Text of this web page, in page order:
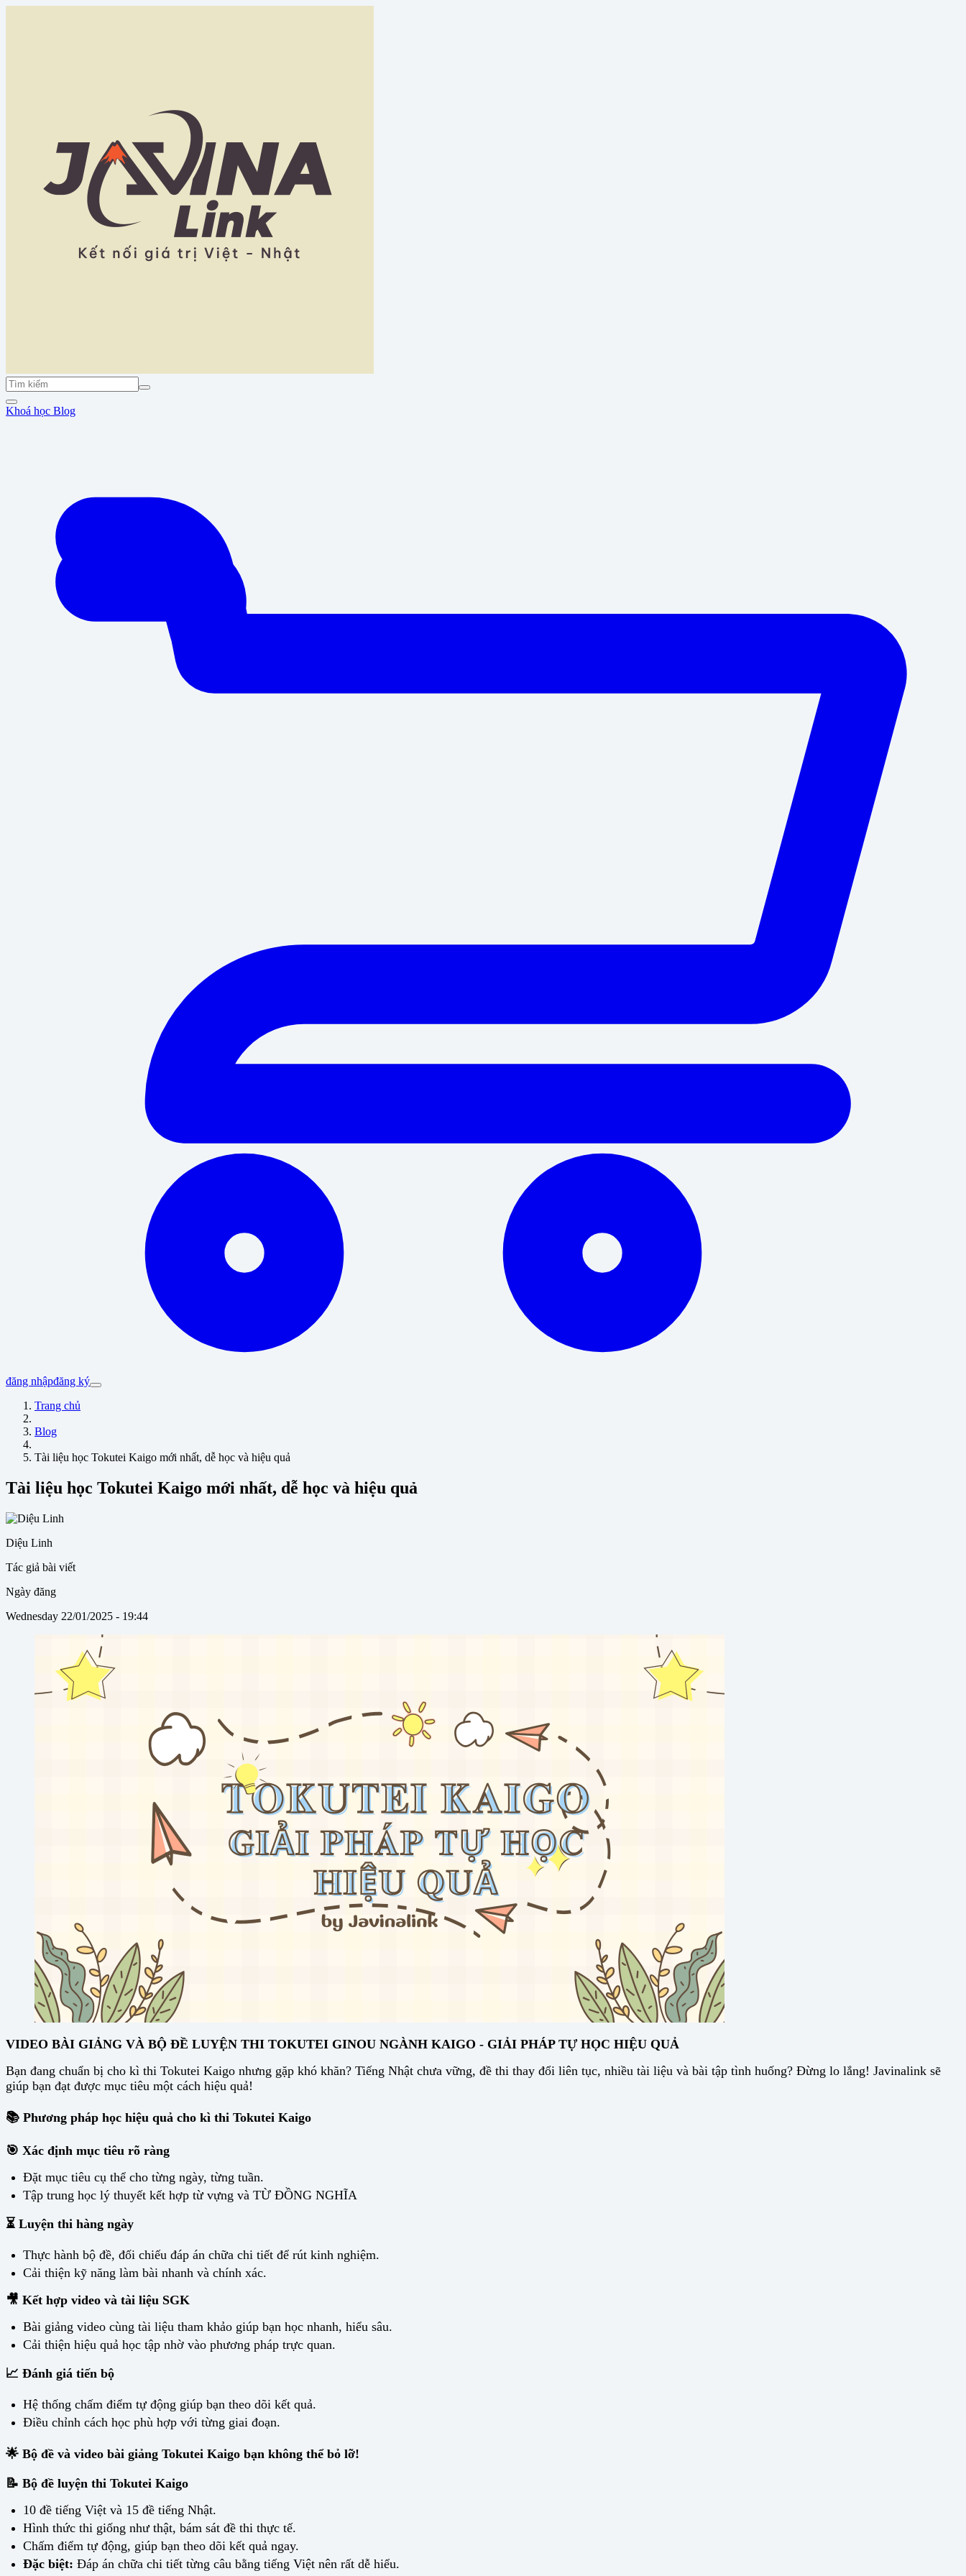
Khoá học Blog
đăng nhậpđăng ký
Trang chủ
Blog
Tài liệu học Tokutei Kaigo mới nhất, dễ học và hiệu quả
Tài liệu học Tokutei Kaigo mới nhất, dễ học và hiệu quả
Diệu Linh
Tác giả bài viết
Ngày đăng
Wednesday 22/01/2025 - 19:44
VIDEO BÀI GIẢNG VÀ BỘ ĐỀ LUYỆN THI TOKUTEI GINOU NGÀNH KAIGO - GIẢI PHÁP TỰ HỌC HIỆU QUẢ
Bạn đang chuẩn bị cho kì thi Tokutei Kaigo nhưng gặp khó khăn? Tiếng Nhật chưa vững, đề thi thay đổi liên tục, nhiều tài liệu và bài tập tình huống? Đừng lo lắng! Javinalink sẽ
giúp bạn đạt được mục tiêu một cách hiệu quả!
📚 Phương pháp học hiệu quả cho kì thi Tokutei Kaigo
🎯 Xác định mục tiêu rõ ràng
Đặt mục tiêu cụ thể cho từng ngày, từng tuần.
Tập trung học lý thuyết kết hợp từ vựng và TỪ ĐỒNG NGHĨA
⏳ Luyện thi hàng ngày
Thực hành bộ đề, đối chiếu đáp án chữa chi tiết để rút kinh nghiệm.
Cải thiện kỹ năng làm bài nhanh và chính xác.
🎥 Kết hợp video và tài liệu SGK
Bài giảng video cùng tài liệu tham khảo giúp bạn học nhanh, hiểu sâu.
Cải thiện hiệu quả học tập nhờ vào phương pháp trực quan.
📈 Đánh giá tiến bộ
Hệ thống chấm điểm tự động giúp bạn theo dõi kết quả.
Điều chỉnh cách học phù hợp với từng giai đoạn.
🌟 Bộ đề và video bài giảng Tokutei Kaigo bạn không thể bỏ lỡ!
📝 Bộ đề luyện thi Tokutei Kaigo
10 đề tiếng Việt và 15 đề tiếng Nhật.
Hình thức thi giống như thật, bám sát đề thi thực tế.
Chấm điểm tự động, giúp bạn theo dõi kết quả ngay.
Đặc biệt: Đáp án chữa chi tiết từng câu bằng tiếng Việt nên rất dễ hiểu.